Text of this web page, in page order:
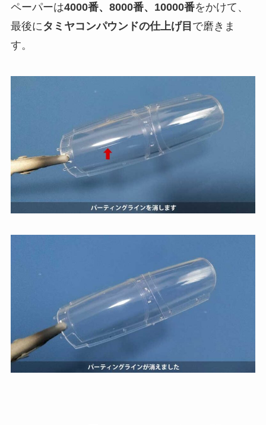
ペーパーは4000番、8000番、10000番をかけて、
最後に タミヤコンパウンドの仕上げ目 で磨きま
す。